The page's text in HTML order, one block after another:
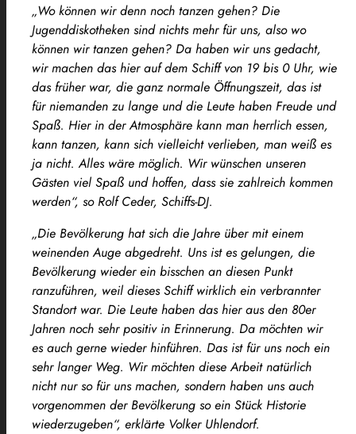
„Wo können wir denn noch tanzen gehen? Die
Jugenddiskotheken sind nichts mehr für uns, also wo
können wir tanzen gehen? Da haben wir uns gedacht,
wir machen das hier auf dem Schiff von 19 bis 0 Uhr, wie
das früher war, die ganz normale Öffnungszeit, das ist
für niemanden zu lange und die Leute haben Freude und
Spaß. Hier in der Atmosphäre kann man herrlich essen,
kann tanzen, kann sich vielleicht verlieben, man weiß es
ja nicht. Alles wäre möglich. Wir wünschen unseren
Gästen viel Spaß und hoffen, dass sie zahlreich kommen
werden“, so Rolf Ceder, Schiffs-DJ.
„Die Bevölkerung hat sich die Jahre über mit einem
weinenden Auge abgedreht. Uns ist es gelungen, die
Bevölkerung wieder ein bisschen an diesen Punkt
ranzuführen, weil dieses Schiff wirklich ein verbrannter
Standort war. Die Leute haben das hier aus den 80er
Jahren noch sehr positiv in Erinnerung. Da möchten wir
es auch gerne wieder hinführen. Das ist für uns noch ein
sehr langer Weg. Wir möchten diese Arbeit natürlich
nicht nur so für uns machen, sondern haben uns auch
vorgenommen der Bevölkerung so ein Stück Historie
wiederzugeben“, erklärte Volker Uhlendorf.